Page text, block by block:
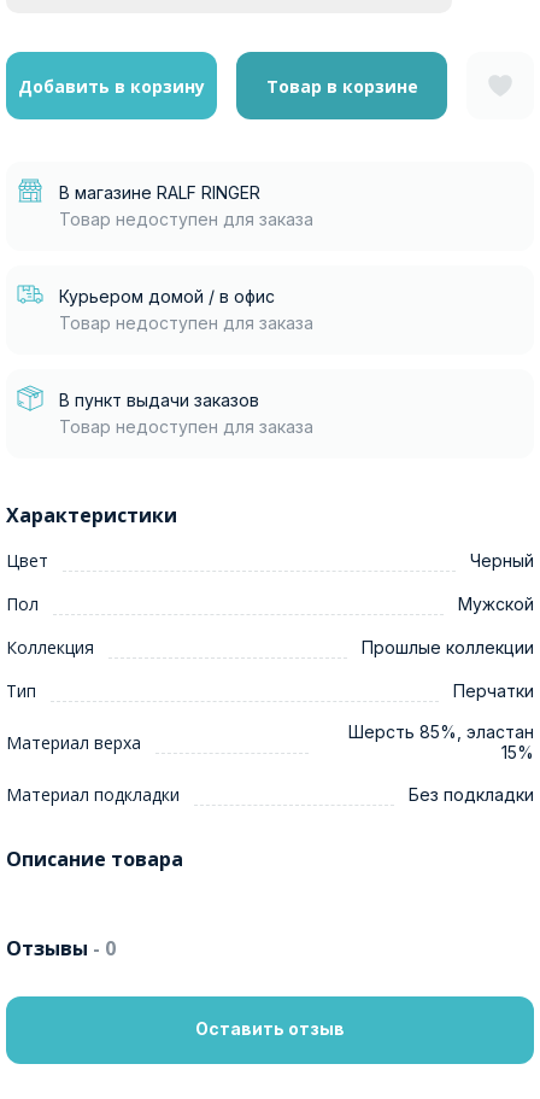
Добавить в корзину Товар в корзине
В магазине RALF RINGER
Товар недоступен для заказа
Курьером домой / в офис
Товар недоступен для заказа
В пункт выдачи заказов
Товар недоступен для заказа
Характеристики
Цвет Черный
Пол Мужской
Коллекция Прошлые коллекции
Тип Перчатки
Материал верха
Шерсть 85%, эластан
15%
Материал подкладки Без подкладки
Описание товара
Отзывы - 0
Оставить отзыв